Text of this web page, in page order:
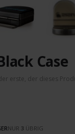
Case
erste, der dieses
NUR 3 ÜBRIG